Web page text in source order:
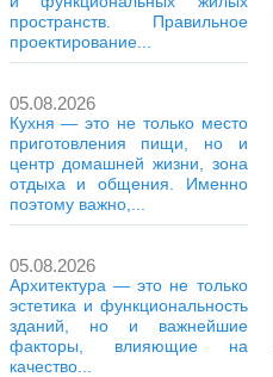
пространств. Правильное
проектирование...
05.08.2026
Кухня — это не только место
приготовления пищи, но и
центр домашней жизни, зона
отдыха и общения. Именно
поэтому важно,...
05.08.2026
Архитектура — это не только
эстетика и функциональность
зданий, но и важнейшие
факторы, влияющие на
качество...